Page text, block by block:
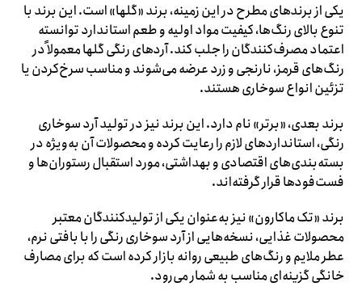
یکی از برندهای مطرح در این زمینه، برند «گلها» است. این برند با
تنوع بالای رنگ‌ها، کیفیت مواد اولیه و طعم استاندارد توانسته
اعتماد مصرف‌کنندگان را جلب کند. آردهای رنگی گلها معمولاً در
رنگ‌های قرمز، نارنجی و زرد عرضه می‌شوند و مناسب سرخ‌کردن یا
تزئین انواع سوخاری هستند.
برند بعدی، «برتر» نام دارد. این برند نیز در تولید آرد سوخاری
رنگی، استانداردهای لازم را رعایت کرده و محصولات آن به‌ویژه در
بسته‌بندی‌های اقتصادی و بهداشتی، مورد استقبال رستوران‌ها و
فست‌فودها قرار گرفته‌اند.
برند «تک ماکارون» نیز به‌عنوان یکی از تولیدکنندگان معتبر
محصولات غذایی، نسخه‌هایی از آرد سوخاری رنگی را با بافتی نرم،
عطر ملایم و رنگ‌های طبیعی روانه بازار کرده است که برای مصارف
خانگی گزینه‌ای مناسب به شمار می‌رود.